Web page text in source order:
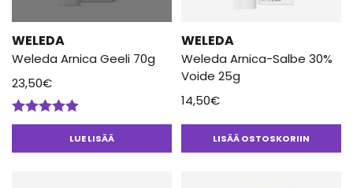
WELEDA
Weleda Arnica Geeli 70g
23,50€
Arvostelu
LUE LISÄÄ
WELEDA
Weleda Arnica-Salbe 30%
Voide 25g
14,50€
LISÄÄ OSTOSKORIIN